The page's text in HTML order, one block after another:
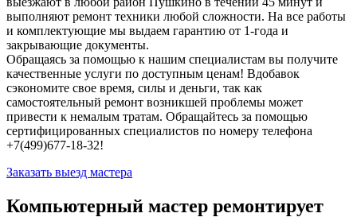
выполняют ремонт техники любой сложности. На все работы
и комплектующие мы выдаем гарантию от 1-года и
закрывающие документы.
Обращаясь за помощью к нашим специалистам вы получите
качественные услуги по доступным ценам! Вдобавок
сэкономите свое время, силы и деньги, так как
самостоятельный ремонт возникшей проблемы может
привести к немалым тратам. Обращайтесь за помощью
сертифицированных специалистов по номеру телефона
+7(499)677-18-32!
Заказать выезд мастера
Компьютерный мастер ремонтирует